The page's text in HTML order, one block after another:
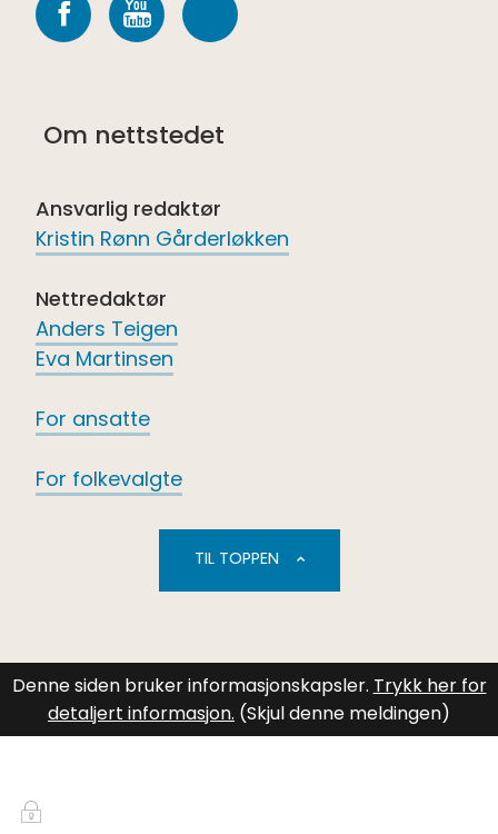
FacebookyoutubeSpotify
Om nettstedet
Ansvarlig redaktør
Kristin Rønn Gårderløkken
Nettredaktør
Anders Teigen
Eva Martinsen
For ansatte
For folkevalgte
TIL TOPPEN
Innlogging
Denne siden bruker informasjonskapsler. Trykk her for
detaljert informasjon. (Skjul denne meldingen)